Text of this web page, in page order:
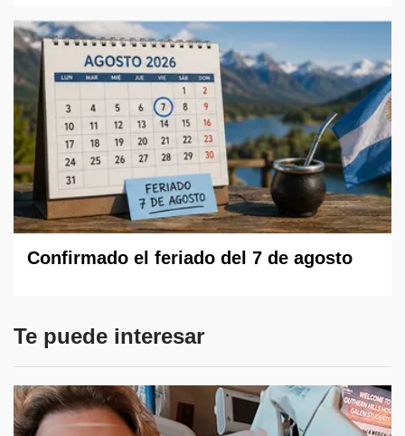
Confirmado el feriado del 7 de agosto
Te puede interesar